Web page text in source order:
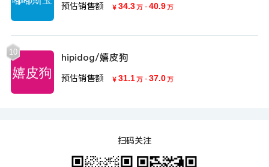
预估销售额 ￥ 34.3万 - 40.9万
10 hipidog/嬉皮狗
预估销售额 ￥ 31.1万 - 37.0万
扫码关注